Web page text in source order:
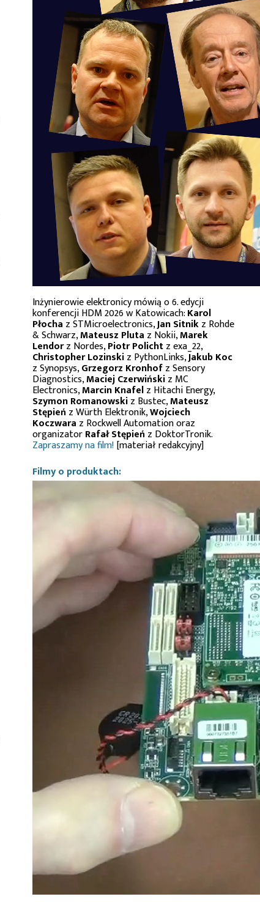
Inżynierowie elektronicy mówią o 6. edycji
konferencji HDM 2026 w Katowicach:Karol
Płocha z STMicroelectronics,Jan Sitnikz Rohde
& Schwarz,Mateusz Pluta z Nokii,Marek
Lendorz Nordes,Piotr Polichtz exa_22,
Christopher Lozinskiz PythonLinks,Jakub Koc
z Synopsys,Grzegorz Kronhofz Sensory
Diagnostics,Maciej Czerwińskiz MC
Electronics,Marcin Knafelz Hitachi Energy,
Szymon Romanowskiz Bustec,Mateusz
Stępień z Würth Elektronik,Wojciech
Koczwara z Rockwell Automation oraz
organizatorRafał Stępień z DoktorTronik.
Zapraszamy na film![materiał redakcyjny]
Filmy o produktach: